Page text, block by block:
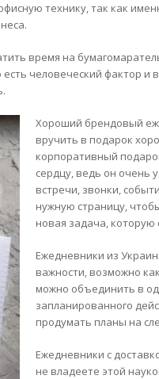
технику, так как
время на
человеческий фактор и
Хороший брендовый
вручить в подарок
корпоративный
сердцу, ведь он очень
встречи, звонки,
нужную страницу,
новая задача, которую
Ежедневники из
важности, возможно
можно объединить в
запланированного
продумать планы на
Ежедневники с
не владеете этой